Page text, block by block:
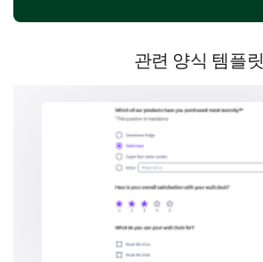
귀하의 해설을 입력해주세요:
관련 양식 템플릿